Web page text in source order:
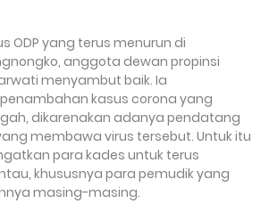
ODP yang terus menurun di
anggota dewan propinsi
menyambut baik. Ia
kasus corona yang
dikarenakan adanya pendatang
membawa virus tersebut. Untuk itu
para kades untuk terus
khususnya para pemudik yang
masing-masing.